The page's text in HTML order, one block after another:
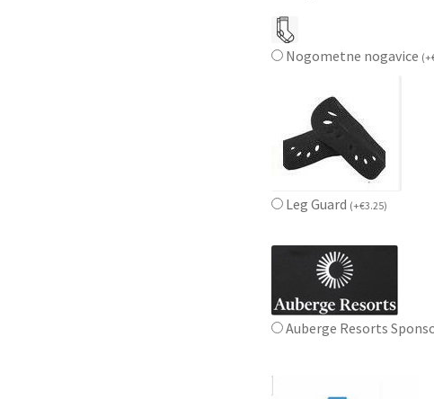
Nogometne nogavice (+
Leg Guard (+€3.25)
Auberge Resorts